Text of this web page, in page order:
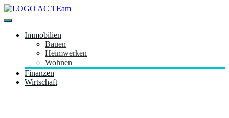
Zum
Inhalt
acteam.de
Immobilien
Bauen
Heimwerken
Wohnen
Finanzen
Wirtschaft